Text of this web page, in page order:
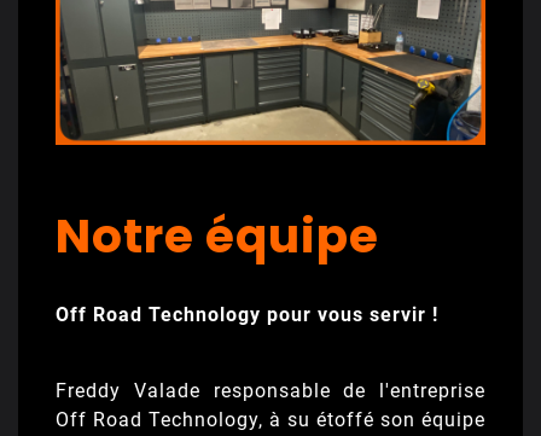
Notre équipe
Off Road Technology pour vous servir !
Freddy Valade responsable de l'entreprise
Off Road Technology, à su étoffé son équipe